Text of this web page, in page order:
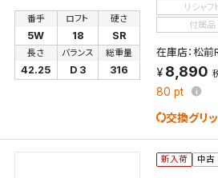
番手
5W
ロフト
18
硬さ
SR
長さ
42.25
バランス
D 3
総重量
316
リシャフ
付属品
在庫店：松前
8,890
80 pt
交換グリ
新入荷 中古